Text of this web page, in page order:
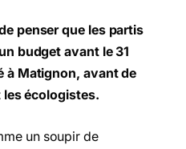
penser que les partis
budget avant le 31
à Matignon, avant de
écologistes.
un soupir de